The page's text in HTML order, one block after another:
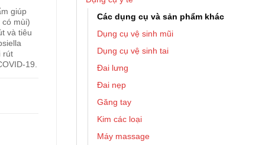
Các dụng cụ và sản phẩm khác
Dụng cụ vệ sinh mũi
Dụng cụ vệ sinh tai
Đai lưng
Đai nẹp
Găng tay
Kim các loại
Máy massage
giúp
mùi)
và tiêu
rút
19.